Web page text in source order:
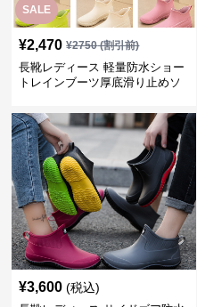
SALE
¥2,470 ¥2750(割引前)
長靴レディース 軽量防水ショー
トレインブーツ厚底滑り止めソ
¥3,600 (税込)